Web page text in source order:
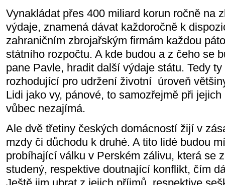
Vynakládat přes 400 miliard korun ročně na
výdaje, znamená dávat každoročně k
zahraničním zbrojařským firmám každou
státního rozpočtu. A kde budou a z čeho se
pane Pavle, hradit další výdaje státu. Tedy
rozhodující pro udržení životní úroveň
Lidi jako vy, pánové, to samozřejmě při
vůbec nezajímá.
Ale dvě třetiny českých domácností žijí v
mzdy či důchodu k druhé. A tito lidé budou
probíhající válku v Perském zálivu, která se
studený, respektive doutnající konflikt, čím